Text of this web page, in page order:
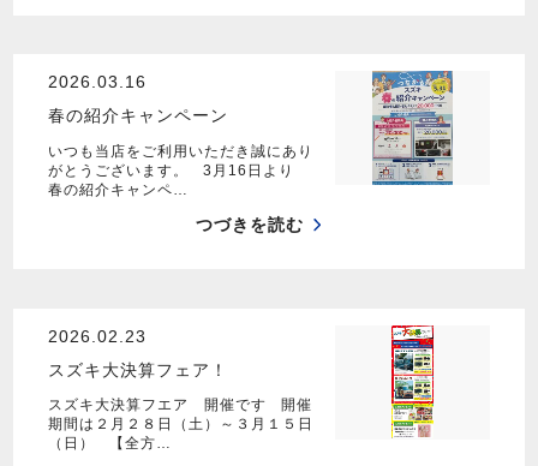
2026.03.16
春の紹介キャンペーン
いつも当店をご利用いただき誠にあり
がとうございます。 3月16日より
春の紹介キャンペ…
つづきを読む
2026.02.23
スズキ大決算フェア！
スズキ大決算フエア 開催です 開催
期間は２月２８日（土）～３月１５日
（日） 【全方…